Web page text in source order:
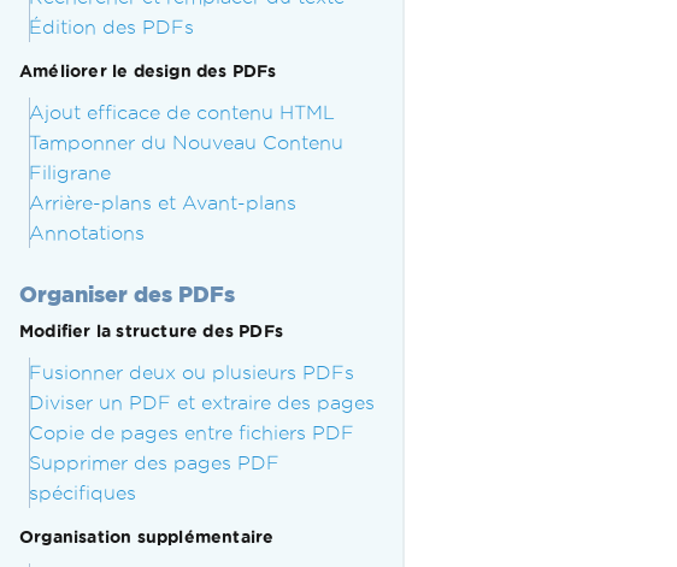
Édition des PDFs
Améliorer le design des PDFs
Ajout efficace de contenu HTML
Tamponner du Nouveau Contenu
Filigrane
Arrière-plans et Avant-plans
Annotations
Organiser des PDFs
Modifier la structure des PDFs
Fusionner deux ou plusieurs PDFs
Diviser un PDF et extraire des pages
Copie de pages entre fichiers PDF
Supprimer des pages PDF
spécifiques
Organisation supplémentaire